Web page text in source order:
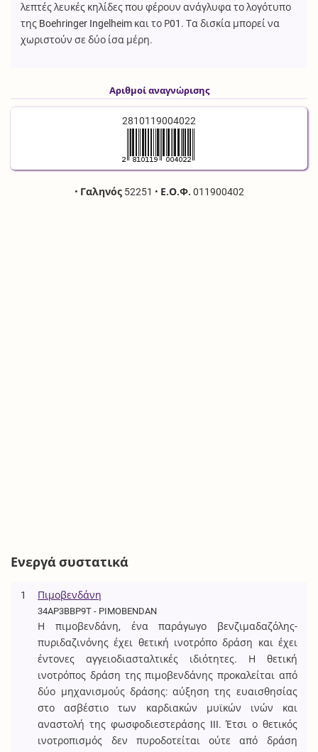
λεπτές λευκές κηλίδες που φέρουν ανάγλυφα το λογότυπο
της Boehringer Ingelheim και το Ρ01. Τα δισκία μπορεί να
χωριστούν σε δύο ίσα μέρη.
Αριθμοί αναγνώρισης
2810119004022
• Γαληνός52251 • Ε.Ο.Φ. 011900402
Ενεργά συστατικά
1 Πιμοβενδάνη
34AP3BBP9T - PIMOBENDAN
Η πιμοβενδάνη, ένα παράγωγο βενζιμαδαζόλης-
πυριδαζινόνης έχει θετική ινοτρόπο δράση και έχει
έντονες αγγειοδιασταλτικές ιδιότητες. Η θετική
ινοτρόπος δράση της πιμοβενδάνης προκαλείται από
δύο μηχανισμούς δράσης: αύξηση της ευαισθησίας
στο ασβέστιο των καρδιακών μυϊκών ινών και
αναστολή της φωσφοδιεστεράσης III. Έτσι ο θετικός
ινοτροπισμός δεν πυροδοτείται ούτε από δράση